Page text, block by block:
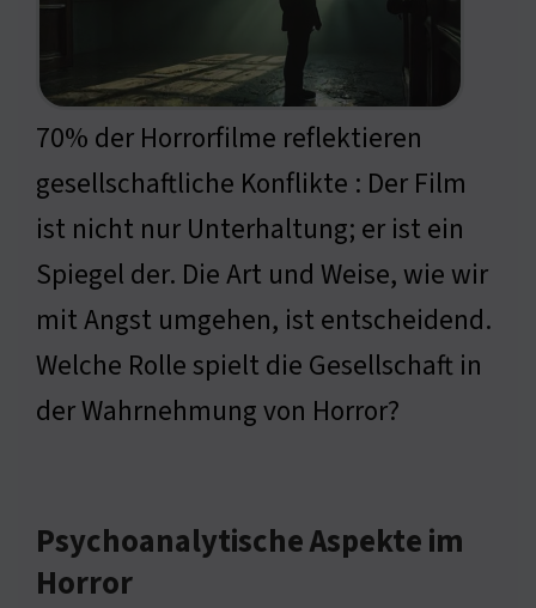
70% der Horrorfilme reflektieren
gesellschaftliche Konflikte : Der Film
ist nicht nur Unterhaltung; er ist ein
Spiegel der. Die Art und Weise, wie wir
mit Angst umgehen, ist entscheidend.
Welche Rolle spielt die Gesellschaft in
der Wahrnehmung von Horror?
Psychoanalytische Aspekte im
Horror